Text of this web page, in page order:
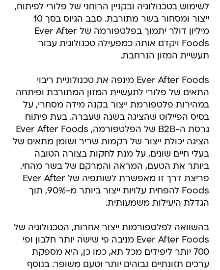
לשימוש בטכנולוגיה ובקניין הרוחני של פלורי לפיתוח,
ייצור ומסחור בשר מתורבת. סבב הגיוס בסך 10
מיליון דולר יתמוך בפלטפורמה של Ever After
Foods ויקדם אותה כמפעילה טכנולוגית עבור
תעשיית המזון הנרחבת.
Ever After Foods מינפה את טכנולוגיית ריבוי
התאים של פלורי לתעשיית המזון המתורבת ופיתחה
במהירות פלטפורמת ייצור בקנה מידה מסחרי, על
בסיס הפיילוט שהציגה בשנה שעברה. בעת פיתוח
גרסת ה-B2B של הפלטפורמה, Ever After Foods
הציגה יכולת ייצור של רקמות שריר ושומן מתאים של
בעלי חיים שונים, על מנת לחקות בצורה הטובה
ביותר את הטעם, המראה והמרקם של בשר מהחי.
פריצת דרך זו מאפשרת לשותפיה של Ever After
Foods להפחית עלויות ייצור ביותר מ-90%, תוך
הגדלת היעילות משמעותית.
בהשוואה לפלטפורמות ייצור אחרות, הטכנולוגיה של
Ever After Foods מניבה פי שישה יותר חלבון ופי
700 יותר ליפידים מכל תא, כמו כן, היא מספקת
ערכים תזונתיים גבוהים יותר וטעם משופר. בנוסף